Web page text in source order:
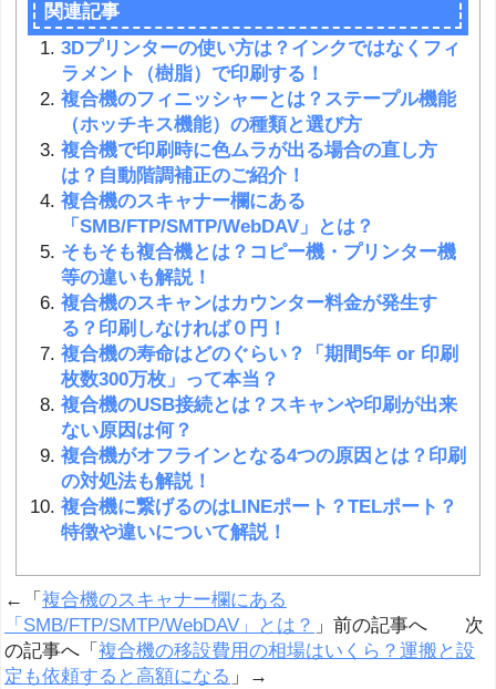
関連記事
3Dプリンターの使い方は？インクではなくフィ
ラメント（樹脂）で印刷する！
複合機のフィニッシャーとは？ステープル機能
（ホッチキス機能）の種類と選び方
複合機で印刷時に色ムラが出る場合の直し方
は？自動階調補正のご紹介！
複合機のスキャナー欄にある
「SMB/FTP/SMTP/WebDAV」とは？
そもそも複合機とは？コピー機・プリンター機
等の違いも解説！
複合機のスキャンはカウンター料金が発生す
る？印刷しなければ０円！
複合機の寿命はどのぐらい？「期間5年 or 印刷
枚数300万枚」って本当？
複合機のUSB接続とは？スキャンや印刷が出来
ない原因は何？
複合機がオフラインとなる4つの原因とは？印刷
の対処法も解説！
複合機に繋げるのはLINEポート？TELポート？
特徴や違いについて解説！
←「 複合機のスキャナー欄にある
「SMB/FTP/SMTP/WebDAV」とは？ 」前の記事へ 次
の記事へ「 複合機の移設費用の相場はいくら？運搬と設
定も依頼すると高額になる 」→